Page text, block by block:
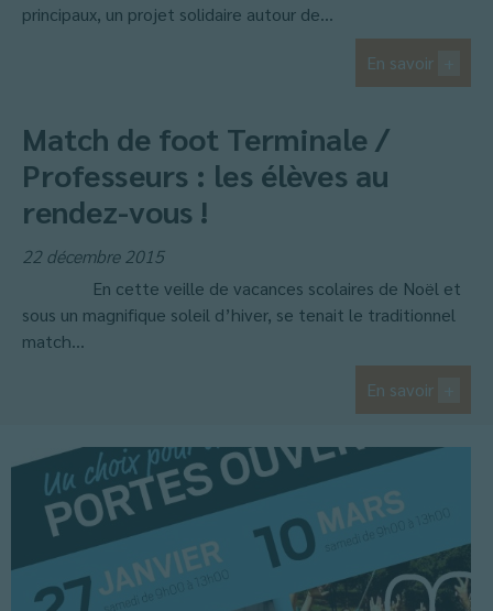
principaux, un projet solidaire autour de...
En savoir
Match de foot Terminale /
Professeurs : les élèves au
rendez-vous !
22 décembre 2015
En cette veille de vacances scolaires de Noël et
sous un magnifique soleil d’hiver, se tenait le traditionnel
match...
En savoir